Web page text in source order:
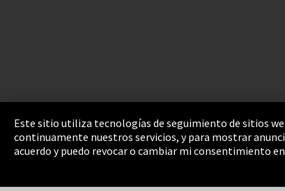
Pie de imprenta Política de privacidad
Este sitio utiliza tecnologías de seguimiento de sitios
continuamente nuestros servicios, y para mostrar
acuerdo y puedo revocar o cambiar mi consentimiento